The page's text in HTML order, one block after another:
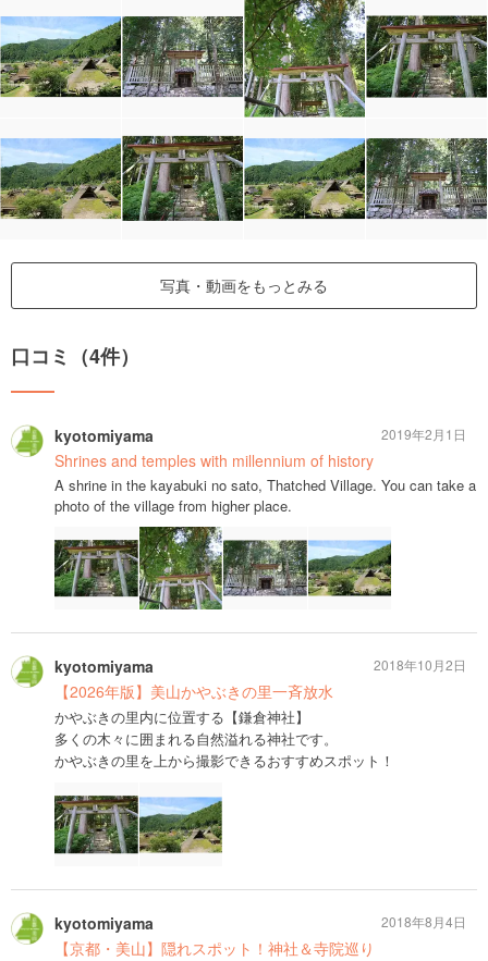
写真・動画をもっとみる
口コミ（4件）
kyotomiyama
Shrines and temples with millennium of history
A shrine in the kayabuki no sato, Thatched Village. You can take a
photo of the village from higher place.
2019年2月1日
kyotomiyama
【2026年版】美山かやぶきの里一斉放水
かやぶきの里内に位置する【鎌倉神社】
多くの木々に囲まれる自然溢れる神社です。
かやぶきの里を上から撮影できるおすすめスポット！
2018年10月2日
kyotomiyama
【京都・美山】隠れスポット！神社＆寺院巡り
2018年8月4日